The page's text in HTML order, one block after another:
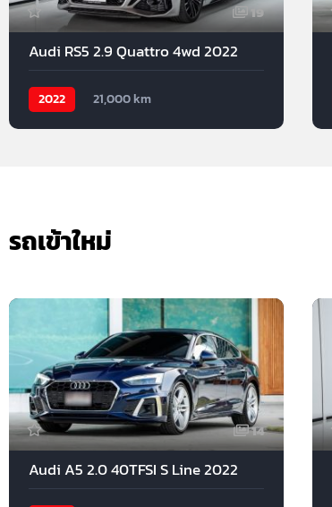
19
Audi RS5 2.9 Quattro 4wd 2022
2022 21,000 km
รถเข้าใหม่
14
Audi A5 2.0 40TFSI S Line 2022